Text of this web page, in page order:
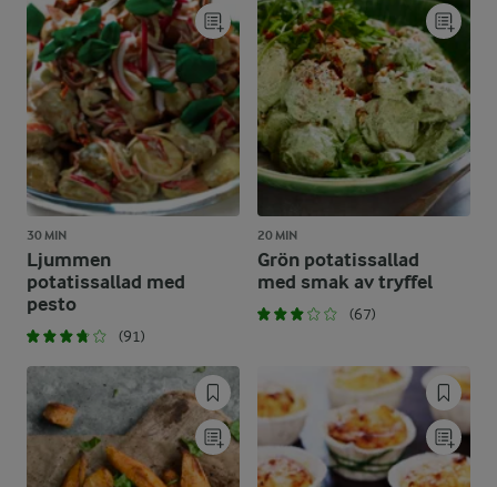
30 MIN
Ljummen
potatissallad med
pesto
(91)
20 MIN
Grön potatissallad
med smak av tryffel
(67)